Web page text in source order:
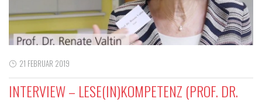
21 FEBRUAR 2019
INTERVIEW – LESE(IN)KOMPETENZ (PROF. DR.